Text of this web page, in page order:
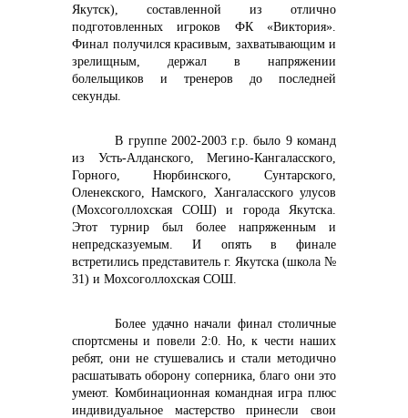
Якутск), составленной из отлично
подготовленных игроков ФК «Виктория».
Финал получился красивым, захватывающим и
зрелищным, держал в напряжении
болельщиков и тренеров до последней
секунды.
В группе 2002-2003 г.р. было 9 команд
из Усть-Алданского, Мегино-Кангаласского,
Горного, Нюрбинского, Сунтарского,
Оленекского, Намского, Хангаласского улусов
(Мохсоголлохская СОШ) и города Якутска.
Этот турнир был более напряженным и
непредсказуемым. И опять в финале
встретились представитель г. Якутска (школа №
31) и Мохсоголлохская СОШ.
Более удачно начали финал столичные
спортсмены и повели 2:0. Но, к чести наших
ребят, они не стушевались и стали методично
расшатывать оборону соперника, благо они это
умеют. Комбинационная командная игра плюс
индивидуальное мастерство принесли свои